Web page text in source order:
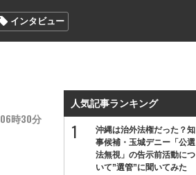
インタビュー
06 30
人気記事ランキング
沖縄は治外法権だった？知
事候補・玉城デニー「公選
法無視」の告示前活動につ
いて”選管”に聞いてみた